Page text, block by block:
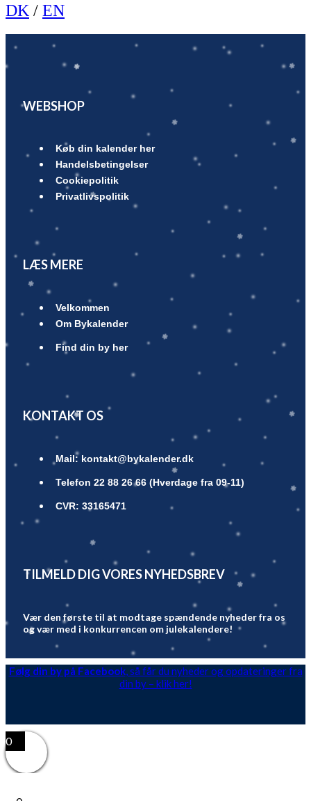
DK / EN
WEBSHOP
Køb din kalender her
Handelsbetingelser
Cookiepolitik
Privatlivspolitik
LÆS MERE
Velkommen
Om Bykalender
Find din by her
KONTAKT OS
Mail: kontakt@bykalender.dk
Telefon 22 88 26 66 (Hverdage fra 09-11)
CVR: 33165471
TILMELD DIG VORES NYHEDSBREV
Vær den første til at modtage spændende nyheder fra os
og vær med i konkurrencen om julekalendere!
Følg din by på Facebook, så får du nyheder og opdateringer fra
din by – klik her!
0